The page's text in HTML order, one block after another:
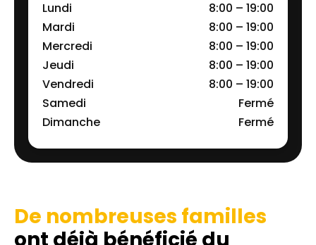
Lundi
8:00 – 19:00
Mardi
8:00 – 19:00
Mercredi
8:00 – 19:00
Jeudi
8:00 – 19:00
Vendredi
8:00 – 19:00
Samedi
Fermé
Dimanche
Fermé
De nombreuses familles